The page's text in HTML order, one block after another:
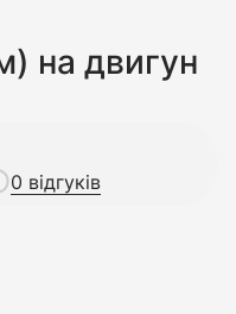
на двигун
0 відгуків